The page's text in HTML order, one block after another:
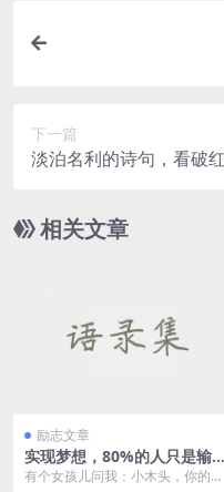
下一篇
淡泊名利的诗句，看破
相关文章
励志文章
实现梦想，80%的人只是输给
了半途而废
有个女孩儿问我：小木头，你的写